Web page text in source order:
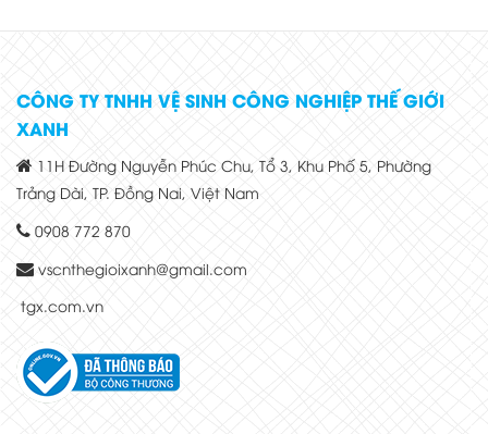
CÔNG TY TNHH VỆ SINH CÔNG NGHIỆP THẾ GIỚI
XANH
11H Đường Nguyễn Phúc Chu, Tổ 3, Khu Phố 5, Phường
Trảng Dài, TP. Đồng Nai, Việt Nam
0908 772 870
vscnthegioixanh@gmail.com
tgx.com.vn